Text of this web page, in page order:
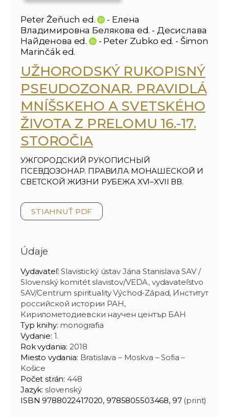
Peter Žeňuch ed.
- Елена
Владимировна Белякова ed. - Десислава
Найденова ed.
- Peter Zubko ed. - Šimon
Marinčák ed.
UŽHORODSKÝ RUKOPISNÝ
PSEUDOZONAR. PRAVIDLÁ
MNÍŠSKEHO A SVETSKÉHO
ŽIVOTA Z PRELOMU 16.-17.
STOROČIA
УЖГОРОДСКИЙ РУКОПИСНЫЙ
ПСЕВДОЗОНАР. ПРАВИЛА МОНАШЕСКОЙ И
СВЕТСКОЙ ЖИЗНИ РУБЕЖА XVI–XVII ВВ.
STIAHNUŤ PDF
Údaje
Vydavateľ:Slavistický ústav Jána Stanislava SAV /
Slovenský komitét slavistov/VEDA, vydavateľstvo
SAV/Centrum spirituality Východ-Západ, Институт
российской истории РАН,
Кирилометодиевски научен център БАН
Typ knihy: monografia
Vydanie: 1.
Rok vydania: 2018
Miesto vydania: Bratislava – Moskva – Sofia –
Košice
Počet strán: 448
Jazyk: slovenský
ISBN 9788022417020, 9785805503468, 97(print)